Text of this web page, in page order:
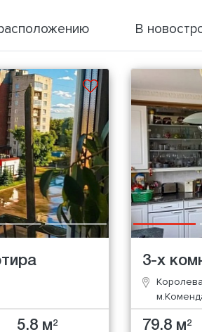
В
5.8 м2
3-х
79.8 м2